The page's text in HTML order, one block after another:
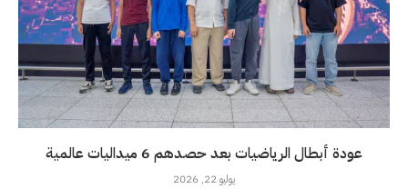
عودة أبطال الرياضيات بعد حصدهم 6 ميداليات عالمية
يوليو 22, 2026